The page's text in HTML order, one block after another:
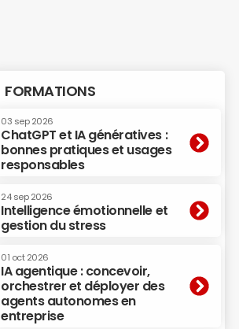
FORMATIONS
03 sep 2026
ChatGPT et IA génératives :
bonnes pratiques et usages
responsables
24 sep 2026
Intelligence émotionnelle et
gestion du stress
01 oct 2026
IA agentique : concevoir,
orchestrer et déployer des
agents autonomes en
entreprise